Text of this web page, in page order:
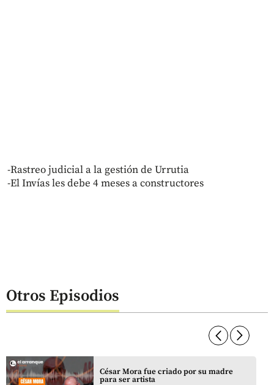
-Rastreo judicial a la gestión de Urrutia
-El Invías les debe 4 meses a constructores
Otros Episodios
arrow_forward_ios
César Mora fue criado por su madre
para ser artista
arrow_forward_ios